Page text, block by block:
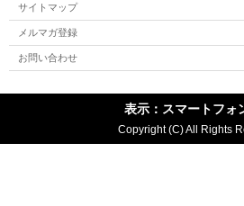
サイトマップ
メルマガ登録
お問い合わせ
表示：スマートフォ
Copyright (C) All Rights